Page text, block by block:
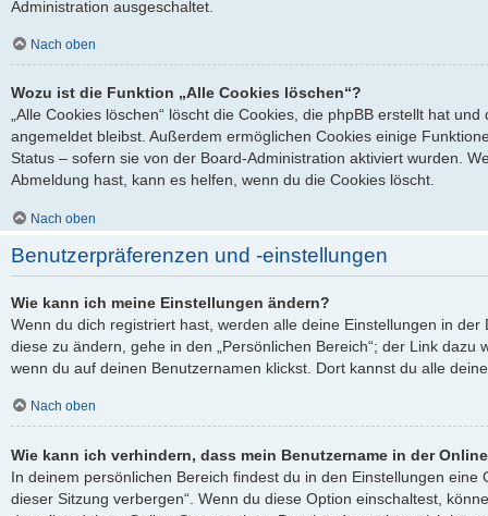
Administration ausgeschaltet.
Nach oben
Wozu ist die Funktion „Alle Cookies löschen“?
„Alle Cookies löschen“ löscht die Cookies, die phpBB erstellt hat
angemeldet bleibst. Außerdem ermöglichen Cookies einige
Status – sofern sie von der Board-Administration aktiviert wurden.
Abmeldung hast, kann es helfen, wenn du die Cookies löscht.
Nach oben
Benutzerpräferenzen und -einstellungen
Wie kann ich meine Einstellungen ändern?
Wenn du dich registriert hast, werden alle deine Einstellungen in
diese zu ändern, gehe in den „Persönlichen Bereich“; der Link dazu
wenn du auf deinen Benutzernamen klickst. Dort kannst du alle
Nach oben
Wie kann ich verhindern, dass mein Benutzername in der
In deinem persönlichen Bereich findest du in den Einstellungen eine
dieser Sitzung verbergen“. Wenn du diese Option einschaltest,